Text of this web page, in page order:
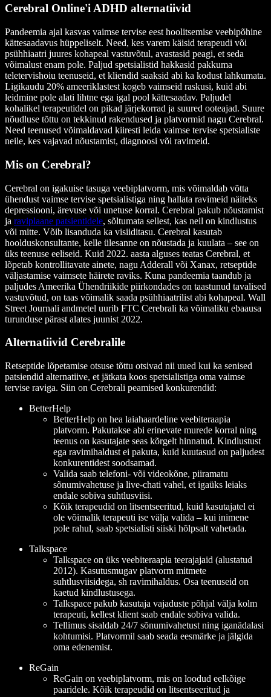
Cerebral Online'i ADHD alternatiivid
Pandeemia ajal kasvas vaimse tervise eest hoolitsemise veebipõhine
kättesaadavus hüppeliselt. Need, kes varem käisid terapeudi või
psühhiaatri juures kohapeal vastuvõtul, avastasid peagi, et seda
võimalust enam pole. Paljud spetsialistid hakkasid pakkuma
teletervishoiu teenuseid, et kliendid saaksid abi ka kodust lahkumata.
Ligikaudu 20% ameeriklastest kogeb vaimseid raskusi, kuid abi
leidmine pole alati lihtne ega igal pool kättesaadav. Paljudel
kohalikel terapeutidel on pikad järjekorrad ja suured ooteajad. Suure
nõudluse tõttu on tekkinud rakendused ja platvormid nagu Cerebral.
Need teenused võimaldavad kiiresti leida vaimse tervise spetsialiste
neile, kes vajavad nõustamist, diagnoosi või ravimeid.
Mis on Cerebral?
Cerebral on igakuise tasuga veebiplatvorm, mis võimaldab võtta
ühendust vaimse tervise spetsialistiga ning hallata ravimeid näiteks
depressiooni, ärevuse või unetuse korral. Cerebral pakub nõustamist
ja raviplaane patsientidele, sõltumata sellest, kas neil on kindlustus
või mitte. Võib lisanduda ka visiiditasu. Cerebral kasutab
hoolduskonsultante, kelle ülesanne on nõustada ja kuulata – see on
üks teenuse eeliseid. Kuid 2022. aasta alguses teatas Cerebral, et
lõpetab kontrollitavate ainete, nagu Adderall või Xanax, retseptide
väljastamise vaimsete häirete raviks. Kuna pandeemia taandub ja
paljudes Ameerika Ühendriikide piirkondades on taastunud tavalised
vastuvõtud, on taas võimalik saada psühhiaatrilist abi kohapeal. Wall
Street Journali andmetel uurib FTC Cerebrali ka võimaliku ebaausa
turunduse pärast alates juunist 2022.
Alternatiivid Cerebralile
Retseptide lõpetamise otsuse tõttu otsivad nii uued kui ka senised
patsiendid alternatiive, et jätkata koos spetsialistiga oma vaimse
tervise raviga. Siin on Cerebrali peamised konkurendid:
BetterHelp
BetterHelp on hea laiahaardeline veebiteraapia
platvorm. Pakutakse abi erinevate murede korral ning
teenus on kasutajate seas kõrgelt hinnatud. Kindlustust
ega ravimihaldust ei pakuta, kuid kuutasud on paljudest
konkurentidest soodsamad.
Valida saab telefoni- või videokõne, piiramatu
sõnumivahetuse ja live-chati vahel, et igaüks leiaks
endale sobiva suhtlusviisi.
Kõik terapeudid on litsentseeritud, kuid kasutajatel ei
ole võimalik terapeuti ise välja valida – kui inimene
pole rahul, saab spetsialisti siiski hõlpsalt vahetada.
Talkspace
Talkspace on üks veebiteraapia teerajajaid (alustatud
2012). Kasutusmugav platvorm mitmete
suhtlusviisidega, sh ravimihaldus. Osa teenuseid on
kaetud kindlustusega.
Talkspace pakub kasutaja vajaduste põhjal välja kolm
terapeuti, kellest klient saab endale sobiva valida.
Tellimus sisaldab 24/7 sõnumivahetust ning iganädalasi
kohtumisi. Platvormil saab seada eesmärke ja jälgida
oma edenemist.
ReGain
ReGain on veebiplatvorm, mis on loodud eelkõige
paaridele. Kõik terapeudid on litsentseeritud ja